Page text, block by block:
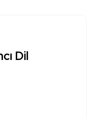
Dil